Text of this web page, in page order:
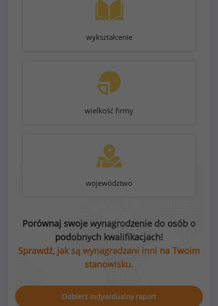
wykształcenie
wielkość firmy
województwo
Porównaj swoje wynagrodzenie do osób o
podobnych kwalifikacjach!
Sprawdź, jak są wynagradzani inni na Twoim
stanowisku.
Odbierz indywidualny raport